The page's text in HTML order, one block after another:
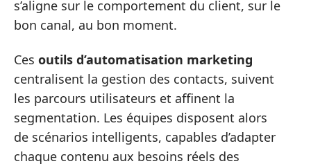
s’aligne sur le comportement du client, sur le
bon canal, au bon moment.
Ces outils d’automatisation marketing
centralisent la gestion des contacts, suivent
les parcours utilisateurs et affinent la
segmentation. Les équipes disposent alors
de scénarios intelligents, capables d’adapter
chaque contenu aux besoins réels des